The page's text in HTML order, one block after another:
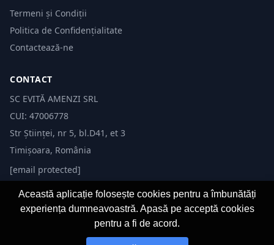
Termeni și Condiții
Politica de Confidențialitate
Contactează-ne
CONTACT
SC EVITĂ AMENZI SRL
CUI: 47006778
Str Științei, nr 5, bl.D41, et 3
Timișoara, România
[email protected]
© 2026 Evită Amenzi. Toate drepturile rezervate. Dezvoltat de
Această aplicație folosește cookies pentru a îmbunătăți
experiența dumneavoastră. Apasă pe acceptă cookies
pentru a fi de acord.